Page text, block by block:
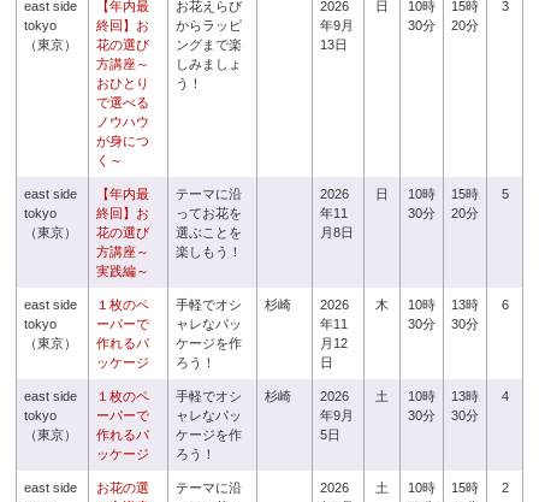
east side
tokyo
（東京）
【年内最
終回】お
花の選び
方講座～
おひとり
で選べる
ノウハウ
が身につ
く～
お花えらび
からラッピ
ングまで楽
しみましょ
う！
2026
年9月
13日
日
10時
30分
15時
20分
3
east side
tokyo
（東京）
【年内最
終回】お
花の選び
方講座～
実践編～
テーマに沿
ってお花を
選ぶことを
楽しもう！
2026
年11
月8日
日
10時
30分
15時
20分
5
east side
tokyo
（東京）
１枚のペ
ーパーで
作れるパ
ッケージ
手軽でオシ
ャレなパッ
ケージを作
ろう！
杉崎
2026
年11
月12
日
木
10時
30分
13時
30分
6
east side
tokyo
（東京）
１枚のペ
ーパーで
作れるパ
ッケージ
手軽でオシ
ャレなパッ
ケージを作
ろう！
杉崎
2026
年9月
5日
土
10時
30分
13時
30分
4
east side
お花の選
テーマに沿
2026
土
10時
15時
2